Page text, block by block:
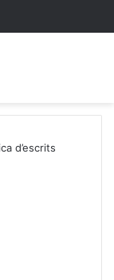
d’escrits